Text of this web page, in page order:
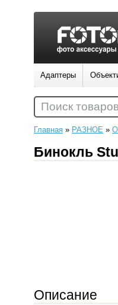
Главная » РАЗНОЕ »
Бинокль
Описание
Адаптеры
Поиск